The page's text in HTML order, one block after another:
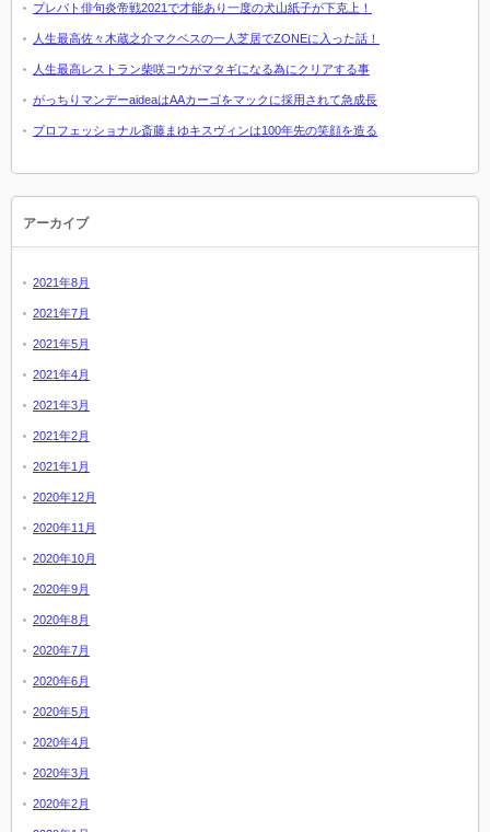
プレバト俳句炎帝戦2021で才能あり一度の犬山紙子が下克上！
人生最高佐々木蔵之介マクベスの一人芝居でZONEに入った話！
人生最高レストラン柴咲コウがマタギになる為にクリアする事
がっちりマンデーaideaはAAカーゴをマックに採用されて急成長
プロフェッショナル斎藤まゆキスヴィンは100年先の笑顔を造る
アーカイブ
2021年8月
2021年7月
2021年5月
2021年4月
2021年3月
2021年2月
2021年1月
2020年12月
2020年11月
2020年10月
2020年9月
2020年8月
2020年7月
2020年6月
2020年5月
2020年4月
2020年3月
2020年2月